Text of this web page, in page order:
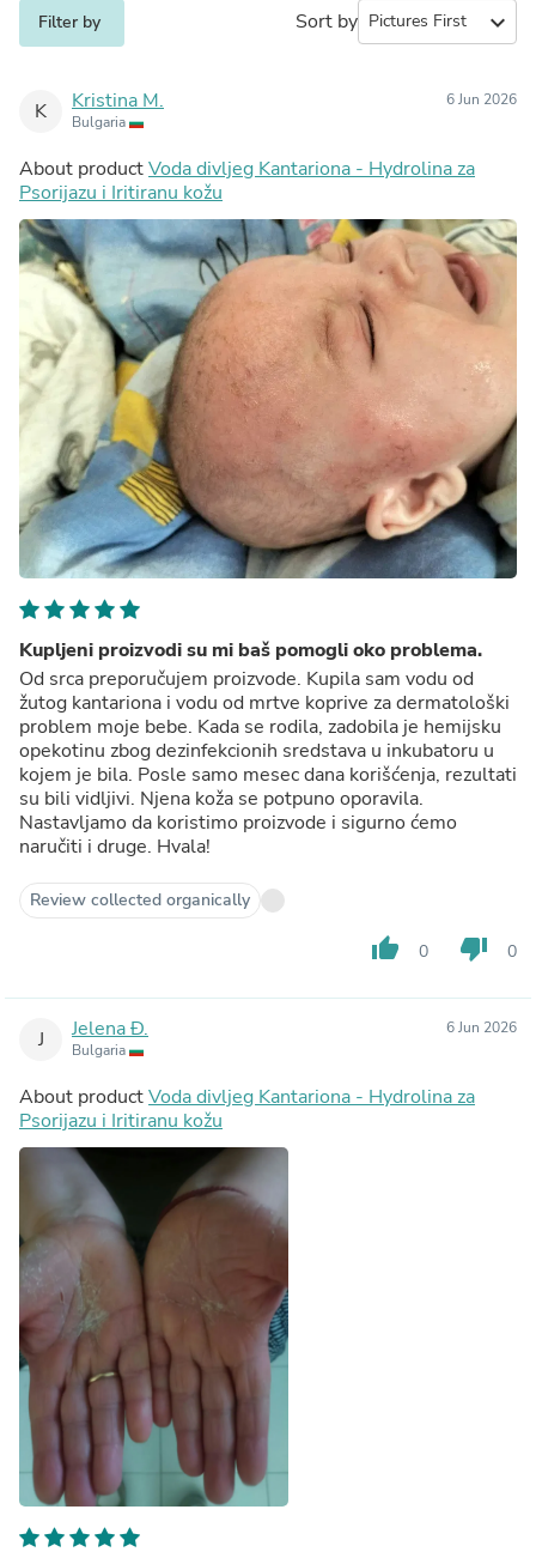
Filter by Sort by expand_more
K Kristina M.
Bulgaria
6 Jun 2026
About productVoda divljeg Kantariona - Hydrolina za
Psorijazu i Iritiranu kožu
Kupljeni proizvodi su mi baš pomogli oko problema.
Od srca preporučujem proizvode. Kupila sam vodu od
žutog kantariona i vodu od mrtve koprive za dermatološki
problem moje bebe. Kada se rodila, zadobila je hemijsku
opekotinu zbog dezinfekcionih sredstava u inkubatoru u
kojem je bila. Posle samo mesec dana korišćenja, rezultati
su bili vidljivi. Njena koža se potpuno oporavila.
Nastavljamo da koristimo proizvode i sigurno ćemo
naručiti i druge. Hvala!
Review collected organically
thumb_up 0 thumb_down 0
J Jelena Đ.
Bulgaria
6 Jun 2026
About productVoda divljeg Kantariona - Hydrolina za
Psorijazu i Iritiranu kožu